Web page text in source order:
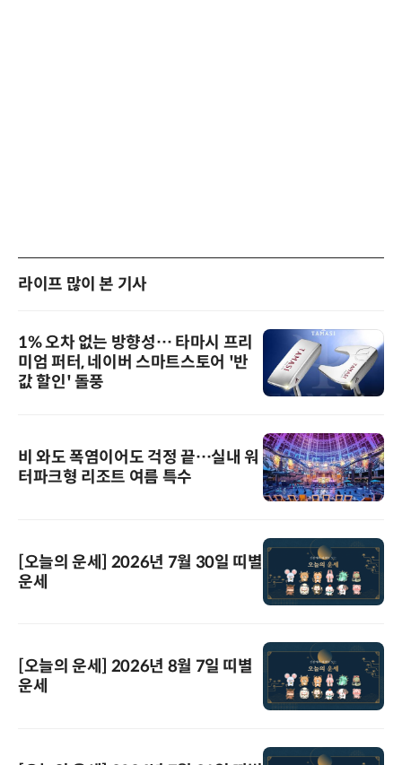
라이프 많이 본 기사
1% 오차 없는 방향성… 타마시 프리
미엄 퍼터, 네이버 스마트스토어 '반
값 할인' 돌풍
비 와도 폭염이어도 걱정 끝…실내 워
터파크형 리조트 여름 특수
[오늘의 운세] 2026년 7월 30일 띠별
운세
[오늘의 운세] 2026년 8월 7일 띠별
운세